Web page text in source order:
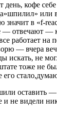
кофе
значит в «f-
— отвечают —
работает на
— вчера
искать, не
тоже не
оставить
и не видели